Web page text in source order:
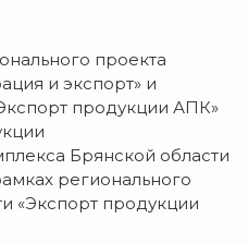
проекта
и экспорт» и
продукции АПК»
Брянской области
регионального
«Экспорт продукции